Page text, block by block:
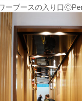
ーブースの入り口